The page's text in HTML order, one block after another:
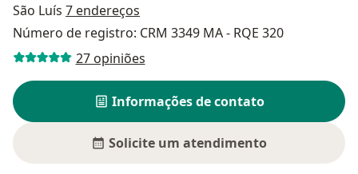
São Luís 7 endereços
Número de registro: CRM 3349 MA - RQE 320
27 opiniões
Informações de contato
Solicite um atendimento